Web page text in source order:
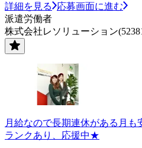
詳細を見る
応募画面に進む
派遣労働者
株式会社レソリューション
月給なので長期連休がある月
ランクあり、応援中★